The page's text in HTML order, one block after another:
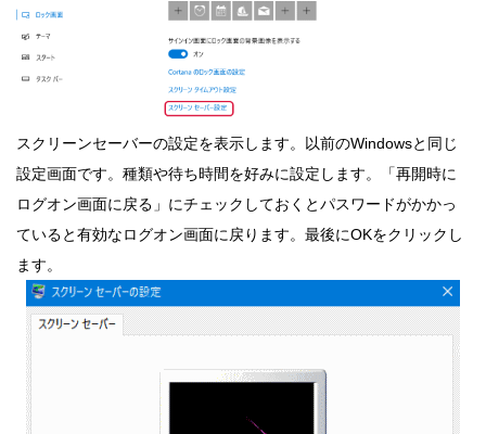
スクリーンセーバーの設定を表示します。以前のWindowsと同じ
設定画面です。種類や待ち時間を好みに設定します。「再開時に
ログオン画面に戻る」にチェックしておくとパスワードがかかっ
ていると有効なログオン画面に戻ります。最後にOKをクリックし
ます。